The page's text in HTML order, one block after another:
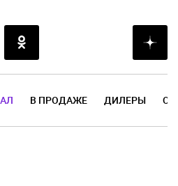
В ПРОДАЖЕ ДИЛЕРЫ